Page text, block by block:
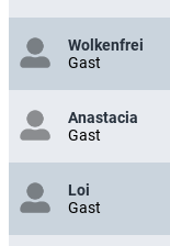
Wolkenfrei
Gast
Anastacia
Gast
Loi
Gast